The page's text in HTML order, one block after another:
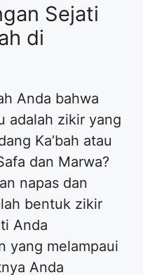
Sejati
di
Anda bahwa
adalah zikir yang
Ka’bah atau
dan Marwa?
napas dan
bentuk zikir
Anda
yang melampaui
Anda